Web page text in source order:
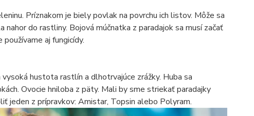
Príznakom je biely povlak na povrchu ich listov. Môže sa
do rastliny. Bojová múčnatka z paradajok sa musí začať
aj fungicídy.
hustota rastlín a dlhotrvajúce zrážky. Huba sa
Ovocie hniloba z päty. Mali by sme striekať paradajky
jeden z prípravkov: Amistar, Topsin alebo Polyram.